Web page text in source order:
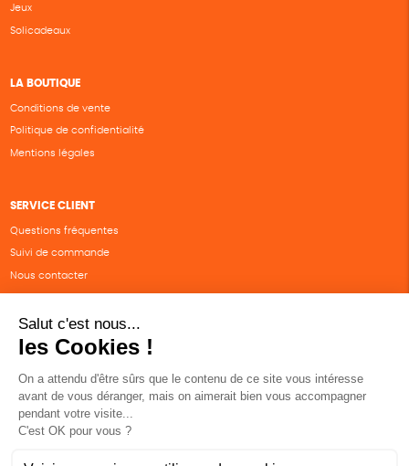
Jeux
Solicadeaux
LA BOUTIQUE
Conditions de vente
Politique de confidentialité
Mentions légales
SERVICE CLIENT
Questions fréquentes
Suivi de commande
Nous contacter
SUIVEZ-NOUS